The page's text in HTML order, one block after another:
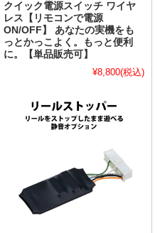
クイック電源スイッチ ワイヤ
レス【リモコンで電源
ON/OFF】 あなたの実機をも
っとかっこよく。もっと便利
に。【単品販売可】
¥8,800(税込)